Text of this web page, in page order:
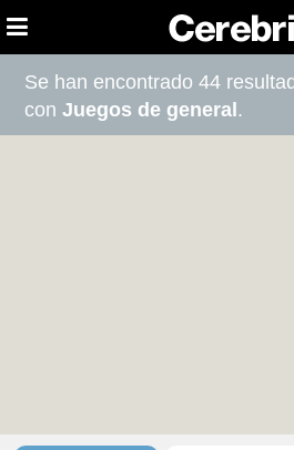
Se han encontrado 44
conJuegos de general .